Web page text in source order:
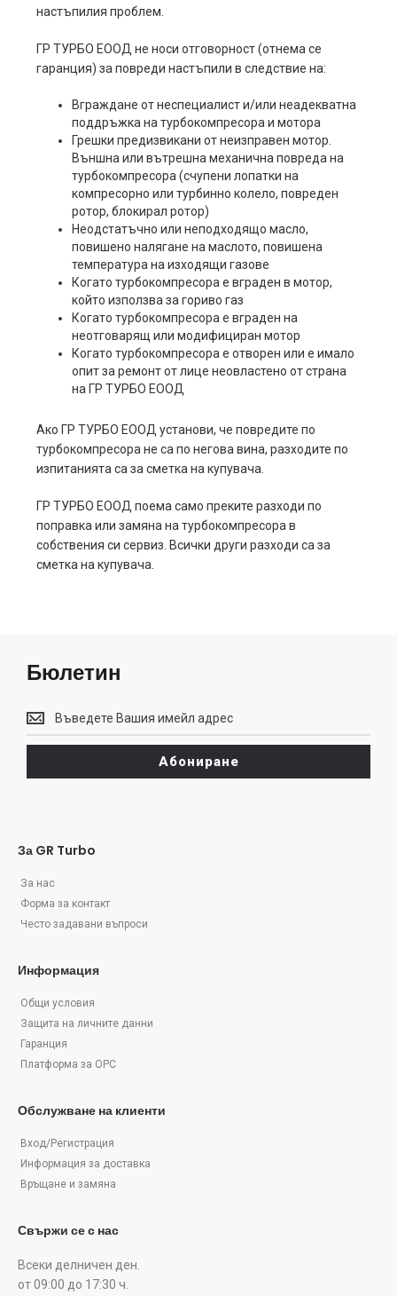
настъпилия проблем.
ГР ТУРБО ЕООД не носи отговорност (отнема се
гаранция) за повреди настъпили в следствие на:
Вграждане от неспециалист и/или неадекватна
поддръжка на турбокомпресора и мотора
Грешки предизвикани от неизправен мотор.
Външна или вътрешна механична повреда на
турбокомпресора (счупени лопатки на
компресорно или турбинно колело, повреден
ротор, блокирал ротор)
Неодстатъчно или неподходящо масло,
повишено налягане на маслото, повишена
температура на изходящи газове
Когато турбокомпресора е вграден в мотор,
който използва за гориво газ
Когато турбокомпресора е вграден на
неотговарящ или модифициран мотор
Когато турбокомпресора е отворен или е имало
опит за ремонт от лице неовластено от страна
на ГР ТУРБО ЕООД
Ако ГР ТУРБО ЕООД установи, че повредите по
турбокомпресора не са по негова вина, разходите по
изпитанията са за сметка на купувача.
ГР ТУРБО ЕООД поема само преките разходи по
поправка или замяна на турбокомпресора в
собствения си сервиз. Всички други разходи са за
сметка на купувача.
Бюлетин
Бюлетин
Абониране
За GR Turbo
За нас
Форма за контакт
Често задавани въпроси
Информация
Общи условия
Защита на личните данни
Гаранция
Платформа за ОРС
Обслужване на клиенти
Вход/Регистрация
Информация за доставка
Връщане и замяна
Свържи се с нас
Всеки делничен ден.
от 09:00 до 17:30 ч.